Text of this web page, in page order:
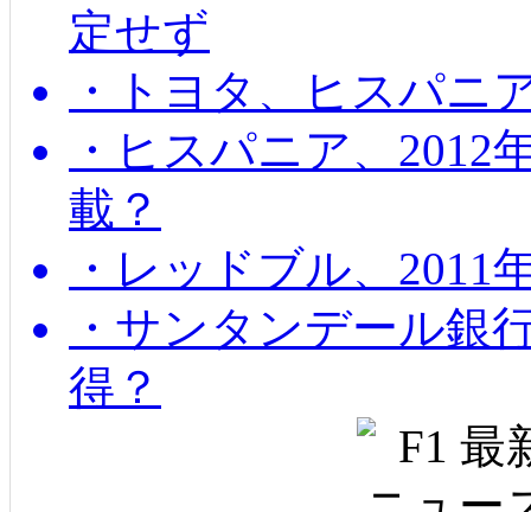
定せず
・トヨタ、ヒスパニ
・ヒスパニア、2012
載？
・レッドブル、2011
・サンタンデール銀
得？